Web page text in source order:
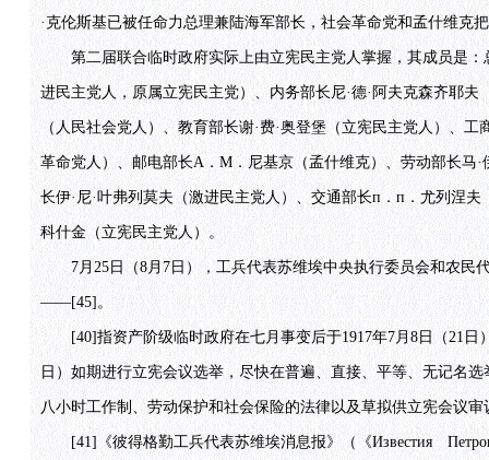
·克伦斯基已被任命力总理兼陆海军部长，社会革命党和孟什维克
第二届联合临时政府实际上由立宪民主党人掌握，其成员是：
进民主党人，原属立宪民主党）、内务部长尼·德·阿夫克森齐耶
（人民社会党人）、教育部长谢·费·奥登堡（立宪民主党人）、
革命党人）、邮电部长A．M．尼基京（孟什维克）、劳动部长马
长伊·尼·叶弗列莫夫（激进民主党人）、交通部长п．п．尤列涅
科什金（立宪民主党人）。
7月25日（8月7日），工兵代表苏维埃中央执行委员会和农民
——[45]。
[40]指资产阶级临时政府在七月事变后于1917年7月8日（21日
日）如期进行立宪会议选举，尽快在普遍、直接、平等、无记名
八小时工作制、劳动保护和社会保险的法律以及草拟供立宪会议
[41]《彼得格勤工兵代表苏维埃消息报》（《Известия